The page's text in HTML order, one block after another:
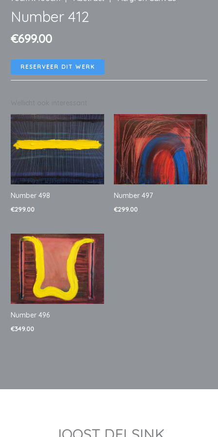
Number 412
€699.00
RESERVEER DIT WERK
Number 498
€299.00
Number 497
€299.00
Number 496
€349.00